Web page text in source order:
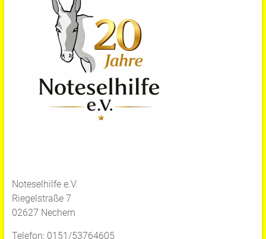
Noteselhilfe e.V.
Riegelstraße 7
02627 Nechern
Telefon: 0151/53764605